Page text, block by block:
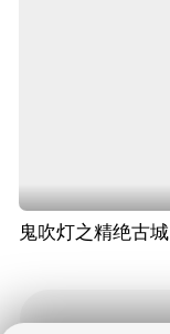
鬼吹灯之精绝古城